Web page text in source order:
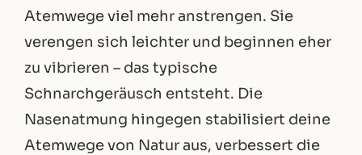
Atemwege viel mehr anstrengen. Sie
verengen sich leichter und beginnen eher
zu vibrieren – das typische
Schnarchgeräusch entsteht. Die
Nasenatmung hingegen stabilisiert deine
Atemwege von Natur aus, verbessert die